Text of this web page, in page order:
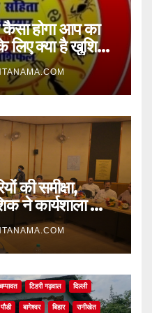
होगा आप का
क्या है खुशियां,
की समीक्षा,
ने कार्यशाला का
टिहरी गढ़वाल दिल्ली
पौडी बागेश्वर बिहार रानीखेत